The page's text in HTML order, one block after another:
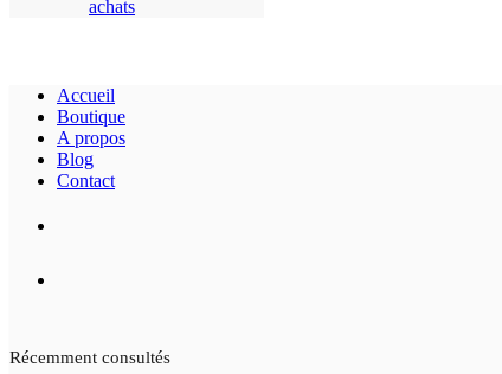
achats
Accueil
Boutique
A propos
Blog
Contact
Récemment consultés